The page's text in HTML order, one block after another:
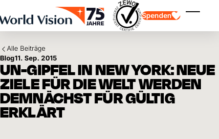
Spenden
Kinderpatenschaft
Kinderpatenschaft
Alle Beiträge
Blog11. Sep. 2015
UN-GIPFEL IN NEW YORK: NEUE
ZIELE FÜR DIE WELT WERDEN
DEMNÄCHST FÜR GÜLTIG
ERKLÄRT